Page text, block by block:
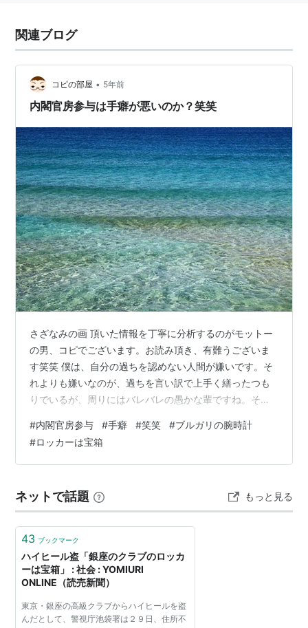
関連ブログ
コピの部屋 • 5年前
内閣官房参与は手癖が悪いのか？笑笑
さざなみの画 頂いた情報を丁寧に分析するのがモットー
の男、コピでございます。お読み頂き、有難うございま
す笑笑 僕は、自分の過ちを認めない人間が嫌いです。そ
れよりも嫌いなのが、過ちを言い訳で上手く繕ったつも
りでいるが、周りにはバレバレの愚かな輩ですね。そう
の使う場所が違ってますか？まぁ、どうでもいいんです
けど笑笑 今日のテーマは『内閣官房参与は手癖が悪いの
か？』です。内閣官房参与と表記していますが、別に現
勤の国家公務員である内閣官房参与は常に10人くらいい
るらしいです。誰が・・・とは言ってません…
#内閣官房参与 #手癖 #笑笑 #ブルガリの腕時計
#ロッカーは宝箱
ネットで話題 もっと見る
43 ブックマーク
ハイヒール盗「銀座のクラブのロッカ
ーは宝箱」 : 社会 : YOMIURI
ONLINE（読売新聞）
東京・銀座の高級クラブからハイヒールを盗
んだとして、警視庁池袋署は２９日、住所不